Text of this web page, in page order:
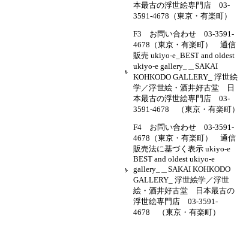
本最古の浮世絵専門店 03-
3591-4678（東京・有楽町）
F3 お問い合わせ 03-3591-
4678（東京・有楽町） 通信
販売 ukiyo-e_BEST and oldest
ukiyo-e gallery_＿SAKAI
KOHKODO GALLERY_ 浮世絵
学／浮世絵・酒井好古堂 日
本最古の浮世絵専門店 03-
3591-4678 （東京・有楽町）
F4 お問い合わせ 03-3591-
4678（東京・有楽町） 通信
販売法に基づく表示 ukiyo-e
BEST and oldest ukiyo-e
gallery_＿SAKAI KOHKODO
GALLERY_ 浮世絵学／浮世
絵・酒井好古堂 日本最古の
浮世絵専門店 03-3591-
4678 （東京・有楽町）